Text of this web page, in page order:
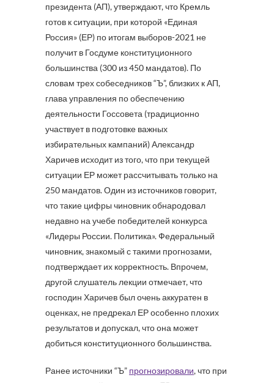
президента (АП), утверждают, что Кремль
готов к ситуации, при которой «Единая
Россия» (ЕР) по итогам выборов-2021 не
получит в Госдуме конституционного
большинства (300 из 450 мандатов). По
словам трех собеседников “Ъ”, близких к АП,
глава управления по обеспечению
деятельности Госсовета (традиционно
участвует в подготовке важных
избирательных кампаний) Александр
Харичев исходит из того, что при текущей
ситуации ЕР может рассчитывать только на
250 мандатов. Один из источников говорит,
что такие цифры чиновник обнародовал
недавно на учебе победителей конкурса
«Лидеры России. Политика». Федеральный
чиновник, знакомый с такими прогнозами,
подтверждает их корректность. Впрочем,
другой слушатель лекции отмечает, что
господин Харичев был очень аккуратен в
оценках, не предрекал ЕР особенно плохих
результатов и допускал, что она может
добиться конституционного большинства.
Ранее источники “Ъ” прогнозировали, что при